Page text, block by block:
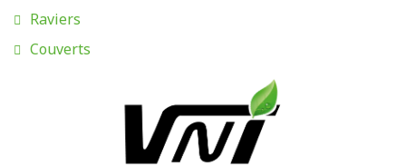
Raviers
Couverts